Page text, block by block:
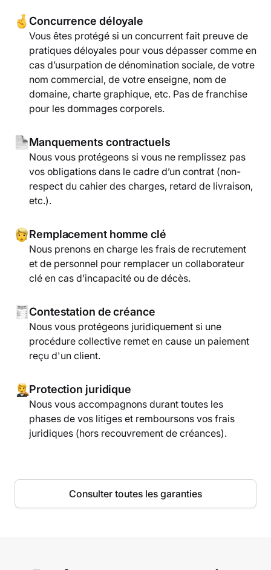
Concurrence déloyale
Vous êtes protégé si un concurrent fait preuve de
pratiques déloyales pour vous dépasser comme en
cas d’usurpation de dénomination sociale, de votre
nom commercial, de votre enseigne, nom de
domaine, charte graphique, etc. Pas de franchise
pour les dommages corporels.
Manquements contractuels
Nous vous protégeons si vous ne remplissez pas
vos obligations dans le cadre d’un contrat (non-
respect du cahier des charges, retard de livraison,
etc.).
Remplacement homme clé
Nous prenons en charge les frais de recrutement
et de personnel pour remplacer un collaborateur
clé en cas d’incapacité ou de décès.
Contestation de créance
Nous vous protégeons juridiquement si une
procédure collective remet en cause un paiement
reçu d'un client.
Protection juridique
Nous vous accompagnons durant toutes les
phases de vos litiges et remboursons vos frais
juridiques (hors recouvrement de créances).
Consulter toutes les garanties